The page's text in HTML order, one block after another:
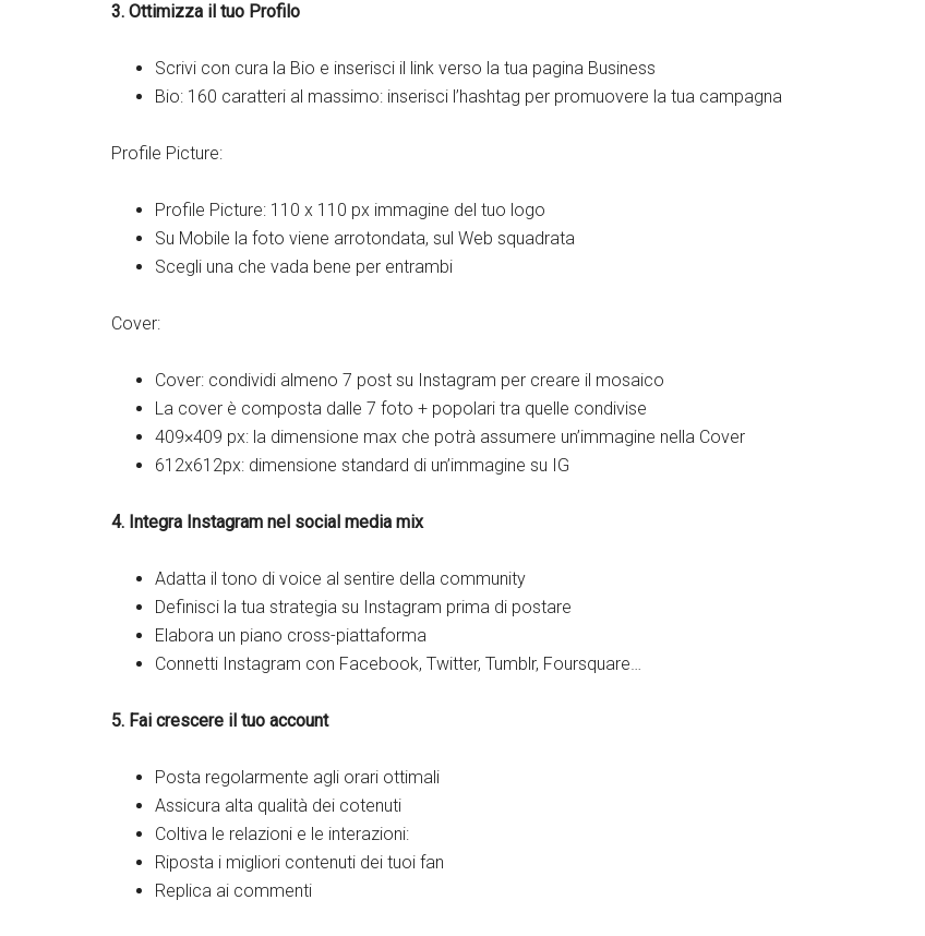
3. Ottimizza il tuo Profilo
Scrivi con cura la Bio e inserisci il link verso la tua pagina Business
Bio: 160 caratteri al massimo: inserisci l’hashtag per promuovere la tua campagna
Profile Picture:
Profile Picture: 110 x 110 px immagine del tuo logo
Su Mobile la foto viene arrotondata, sul Web squadrata
Scegli una che vada bene per entrambi
Cover:
Cover: condividi almeno 7 post su Instagram per creare il mosaico
La cover è composta dalle 7 foto + popolari tra quelle condivise
409×409 px: la dimensione max che potrà assumere un’immagine nella Cover
612x612px: dimensione standard di un’immagine su IG
4. Integra Instagram nel social media mix
Adatta il tono di voice al sentire della community
Definisci la tua strategia su Instagram prima di postare
Elabora un piano cross-piattaforma
Connetti Instagram con Facebook, Twitter, Tumblr, Foursquare…
5. Fai crescere il tuo account
Posta regolarmente agli orari ottimali
Assicura alta qualità dei cotenuti
Coltiva le relazioni e le interazioni:
Riposta i migliori contenuti dei tuoi fan
Replica ai commenti